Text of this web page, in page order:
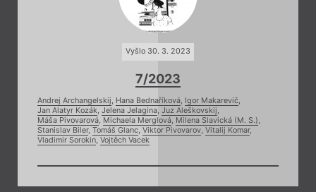
Vyšlo 30. 3. 2023
7/2023
Andrej Archangelskij, Hana Bednaříková, Igor Makarevič,
Jan Alatyr Kozák, Jelena Jelagina, Juz Aleškovskij,
Máša Pivovarová, Michaela Merglová, Milena Slavická (M. S.),
Stanislav Biler, Tomáš Glanc, Viktor Pivovarov, Vitalij Komar,
Vladimir Sorokin, Vojtěch Vacek